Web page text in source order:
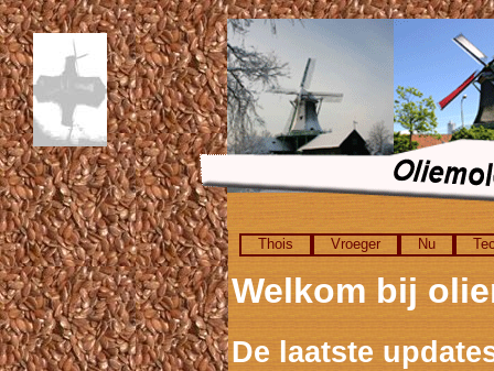
Thois Vroeger Nu
Welkom bij
De laatste